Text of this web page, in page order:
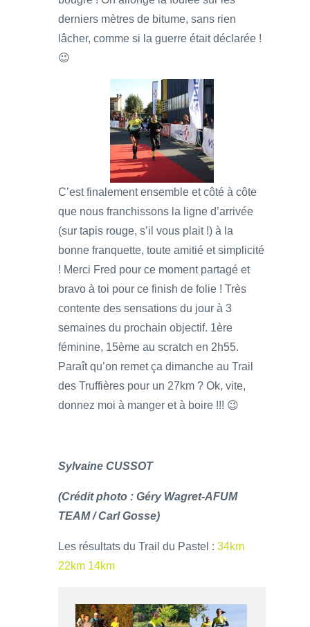
derniers mètres de bitume, sans rien
lâcher, comme si la guerre était déclarée !
😉
C’est finalement ensemble et côté à côte
que nous franchissons la ligne d’arrivée
(sur tapis rouge, s’il vous plait !) à la
bonne franquette, toute amitié et simplicité
! Merci Fred pour ce moment partagé et
bravo à toi pour ce finish de folie ! Très
contente des sensations du jour à 3
semaines du prochain objectif. 1ère
féminine, 15ème au scratch en 2h55.
Paraît qu’on remet ça dimanche au Trail
des Truffières pour un 27km ? Ok, vite,
donnez moi à manger et à boire !!! 😉
Sylvaine CUSSOT
(Crédit photo : Géry Wagret-AFUM
TEAM / Carl Gosse)
Les résultats du Trail du Pastel : 34km
22km 14km